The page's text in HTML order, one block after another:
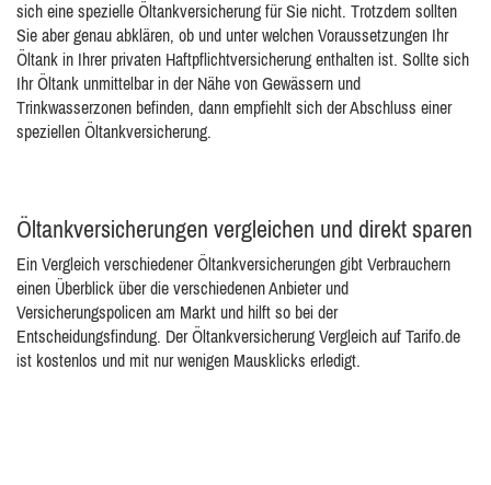
sich eine spezielle Öltankversicherung für Sie nicht. Trotzdem sollten
Sie aber genau abklären, ob und unter welchen Voraussetzungen Ihr
Öltank in Ihrer privaten Haftpflichtversicherung enthalten ist. Sollte sich
Ihr Öltank unmittelbar in der Nähe von Gewässern und
Trinkwasserzonen befinden, dann empfiehlt sich der Abschluss einer
speziellen Öltankversicherung.
Öltankversicherungen vergleichen und direkt sparen
Ein Vergleich verschiedener Öltankversicherungen gibt Verbrauchern
einen Überblick über die verschiedenen Anbieter und
Versicherungspolicen am Markt und hilft so bei der
Entscheidungsfindung. Der Öltankversicherung Vergleich auf Tarifo.de
ist kostenlos und mit nur wenigen Mausklicks erledigt.